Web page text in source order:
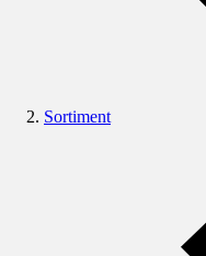
Sortiment